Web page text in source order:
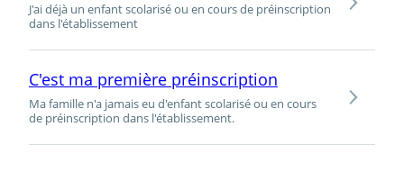
J'ai déjà un enfant scolarisé ou en cours de préinscription
dans l'établissement
C'est ma première préinscription
Ma famille n'a jamais eu d'enfant scolarisé ou en cours
de préinscription dans l'établissement.